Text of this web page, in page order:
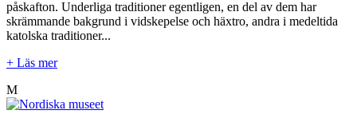
påskafton. Underliga traditioner egentligen, en del av dem har
skrämmande bakgrund i vidskepelse och häxtro, andra i medeltida
katolska traditioner...
+ Läs mer
M